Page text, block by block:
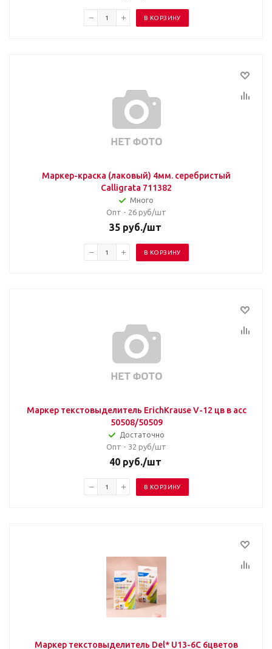
В КОРЗИНУ
Маркер-краска (лаковый) 4мм. серебристый
Calligrata 711382
Много
Опт - 26 руб/шт
35руб./шт
В КОРЗИНУ
Маркер текстовыделитель ErichKrause V-12 цв в асс
50508/50509
Достаточно
Опт - 32 руб/шт
40руб./шт
В КОРЗИНУ
Маркер текстовыделитель Del* U13-6C 6цветов